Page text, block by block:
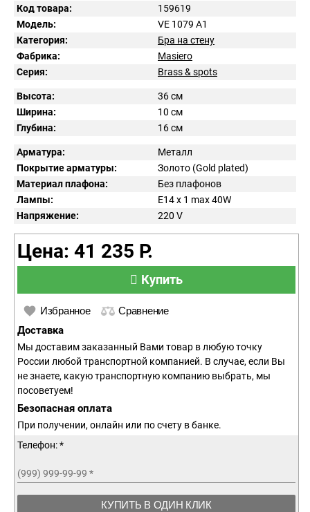
Код товара:
159619
Модель:
VE 1079 A1
Категория:
Бра на стену
Фабрика:
Masiero
Серия:
Brass & spots
Высота:
36 см
Ширина:
10 см
Глубина:
16 см
Арматура:
Металл
Покрытие арматуры:
Золото (Gold plated)
Материал плафона:
Без плафонов
Лампы:
E14 x 1 max 40W
Напряжение:
220 V
Цена: 41 235 Р.
Купить
Избранное Сравнение
Доставка
Мы доставим заказанный Вами товар в любую точку
России любой транспортной компанией. В случае, если Вы
не знаете, какую транспортную компанию выбрать, мы
посоветуем!
Безопасная оплата
При получении, онлайн или по счету в банке.
Телефон: *
(999) 999-99-99 *
КУПИТЬ В ОДИН КЛИК